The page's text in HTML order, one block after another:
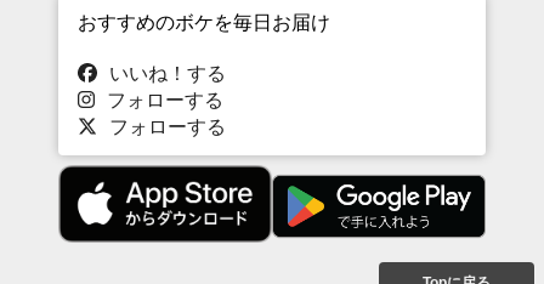
おすすめのボケを毎日お届け
いいね！する
フォローする
フォローする